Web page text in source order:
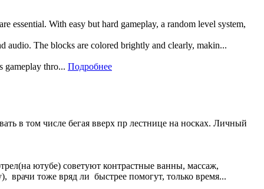
essential. With easy but hard gameplay, a random level system,
audio. The blocks are colored brightly and clearly, makin...
gameplay thro... Подробнее
в том числе бегая вверх пр лестнице на носках. Личный
ютубе) советуют контрастные ванны, массаж,
врачи тоже вряд ли быстрее помогут, только время...